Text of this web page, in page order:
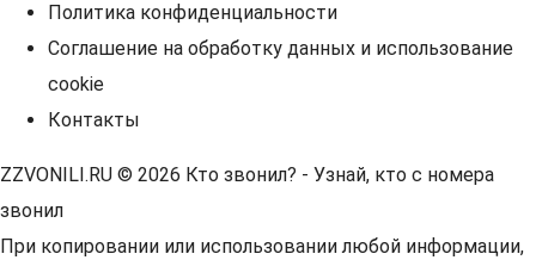
Политика конфиденциальности
Соглашение на обработку данных и использование
cookie
Контакты
ZZVONILI.RU © 2026 Кто звонил? - Узнай, кто с номера
звонил
При копировании или использовании любой информации,